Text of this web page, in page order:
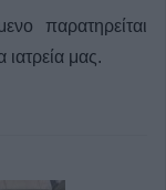
παρατηρείται
μας.